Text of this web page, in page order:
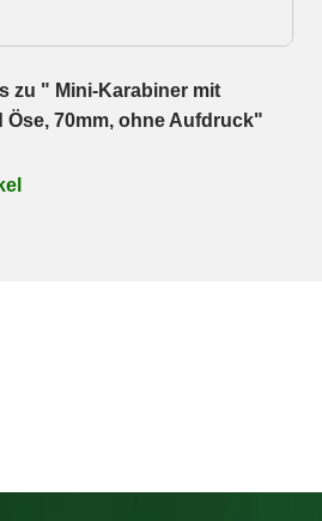
zu " Mini-Karabiner mit
Öse, 70mm, ohne Aufdruck"